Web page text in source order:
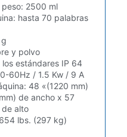
2500 ml
hasta 70 palabras
y polvo
estándares IP 64
60Hz / 1.5 Kw / 9 A
48 «(1220 mm)
de ancho x 57
alto
lbs. (297 kg)